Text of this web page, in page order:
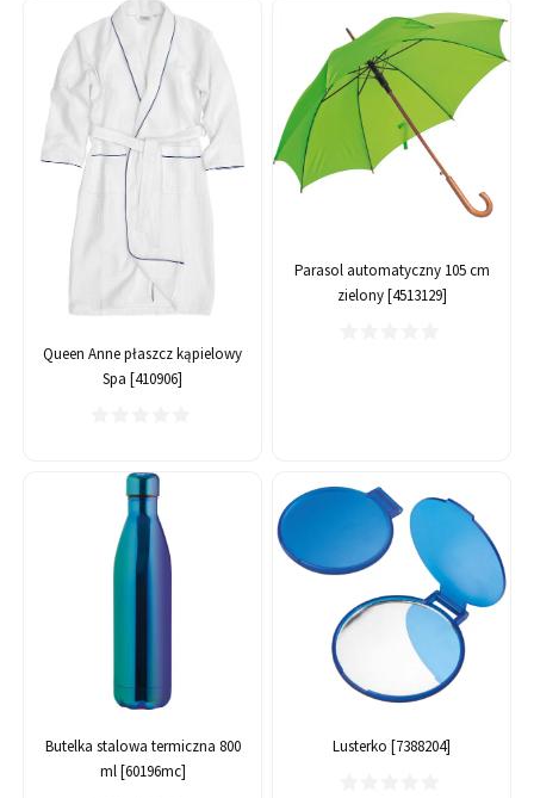
Queen Anne płaszcz kąpielowy
Spa [410906]
Parasol automatyczny 105 cm
zielony [4513129]
Butelka stalowa termiczna 800
ml [60196mc]
Lusterko [7388204]